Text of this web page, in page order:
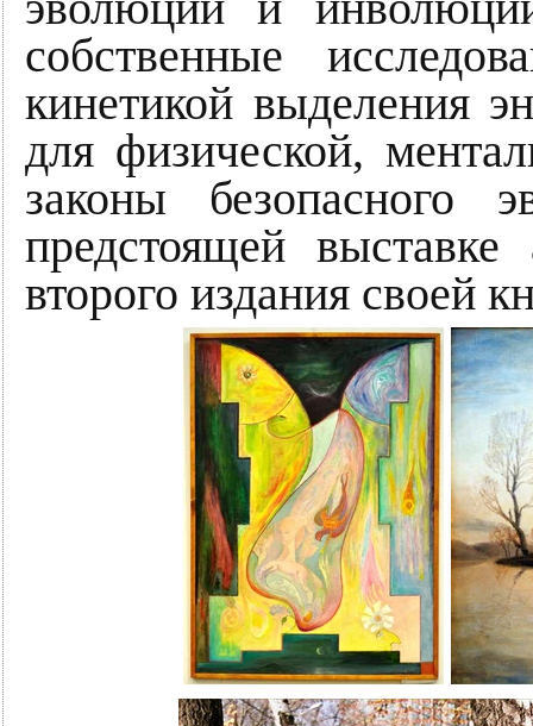
собственные
кинетикой выделения
для физической,
законы безопасного
предстоящей выставке
второго издания своей